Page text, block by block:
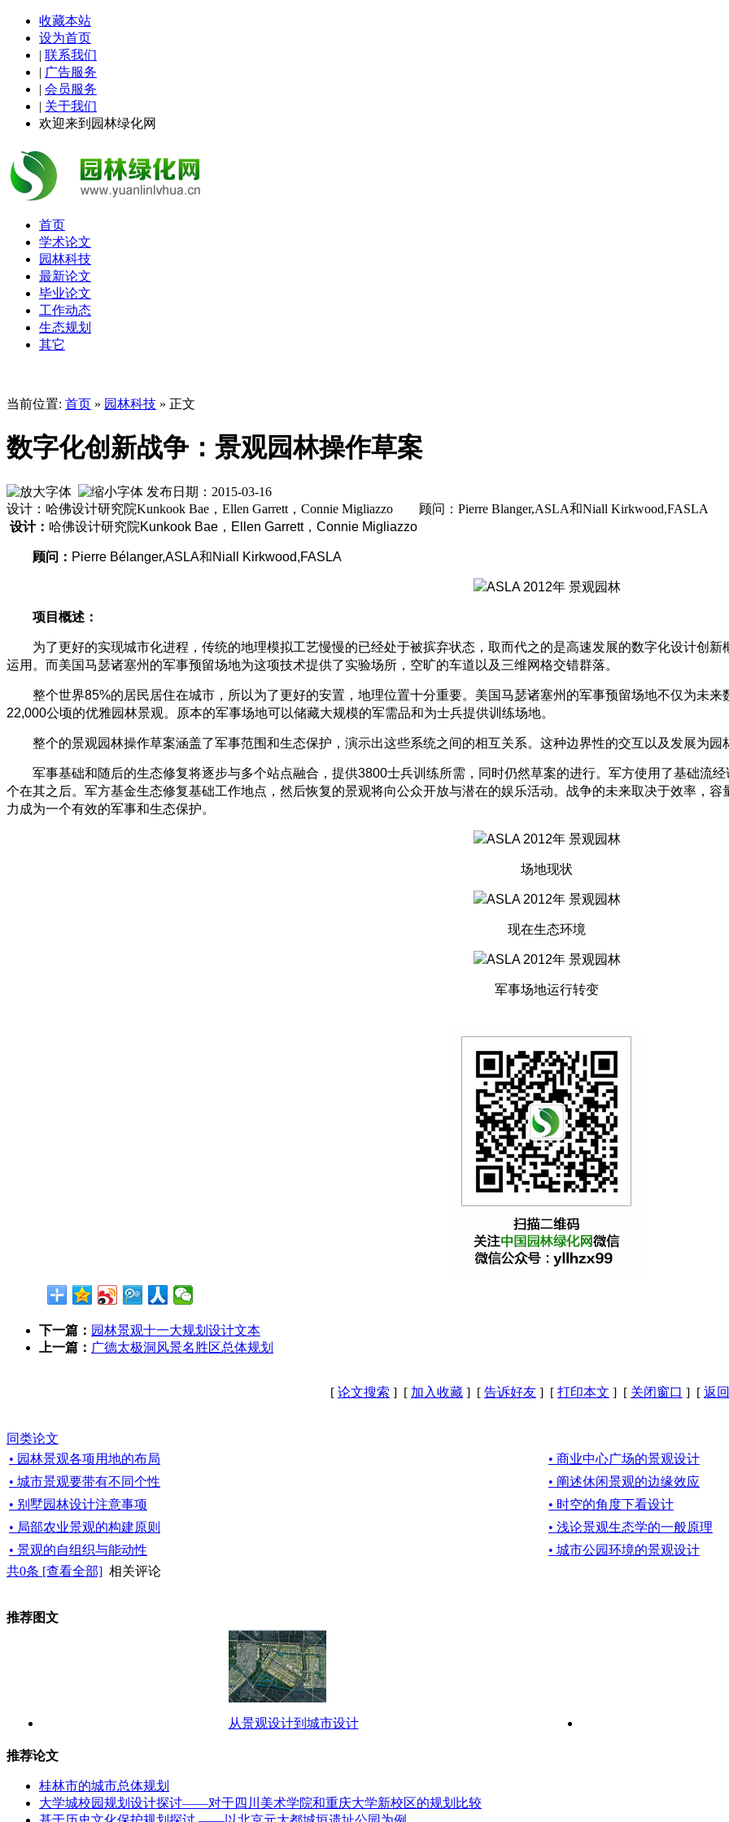
收藏本站
设为首页
| 联系我们
| 广告服务
| 会员服务
| 关于我们
欢迎来到园林绿化网
首页
学术论文
园林科技
最新论文
毕业论文
工作动态
生态规划
其它
当前位置: 首页 » 园林科技 » 正文
数字化创新战争：景观园林操作草案
发布日期：2015-03-16
设计：哈佛设计研究院Kunkook Bae，Ellen Garrett，Connie Migliazzo 顾问：Pierre Blanger,ASLA和Niall Kirkwood,FASLA
设计： 哈佛设计研究院Kunkook Bae，Ellen Garrett，Connie Migliazzo
顾问： Pierre Bélanger,ASLA和Niall Kirkwood,FASLA
项目概述：
为了更好的实现城市化进程，传统的地理模拟工艺慢慢的已经处于被摈弃状态，取而代之的是高速发展的数字化设计创新
运用。而美国马瑟诸塞州的军事预留场地为这项技术提供了实验场所，空旷的车道以及三维网格交错群落。
整个世界85%的居民居住在城市，所以为了更好的安置，地理位置十分重要。美国马瑟诸塞州的军事预留场地不仅为未来
22,000公顷的优雅园林景观。原本的军事场地可以储藏大规模的军需品和为士兵提供训练场地。
整个的景观园林操作草案涵盖了军事范围和生态保护，演示出这些系统之间的相互关系。这种边界性的交互以及发展为园
军事基础和随后的生态修复将逐步与多个站点融合，提供3800士兵训练所需，同时仍然草案的进行。军方使用了基础流
个在其之后。军方基金生态修复基础工作地点，然后恢复的景观将向公众开放与潜在的娱乐活动。战争的未来取决于效率，
力成为一个有效的军事和生态保护。
场地现状
现在生态环境
军事场地运行转变
下一篇： 园林景观十一大规划设计文本
上一篇： 广德太极洞风景名胜区总体规划
[ 论文搜索 ] [ 加入收藏 ] [ 告诉好友 ] [ 打印本文 ] [ 关闭窗口 ] [ 返
同类论文
• 园林景观各项用地的布局
• 商业中心广场的景观设计
• 城市景观要带有不同个性
• 阐述休闲景观的边缘效应
• 别墅园林设计注意事项
• 时空的角度下看设计
• 局部农业景观的构建原则
• 浅论景观生态学的一般原理
• 景观的自组织与能动性
• 城市公园环境的景观设计
共0条 [查看全部] 相关评论
推荐图文
从景观设计到城市设计
推荐论文
桂林市的城市总体规划
大学城校园规划设计探讨——对于四川美术学院和重庆大学新校区的规划比较